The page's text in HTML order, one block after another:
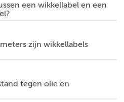
een wikkellabel en een
zijn wikkellabels
tegen olie en